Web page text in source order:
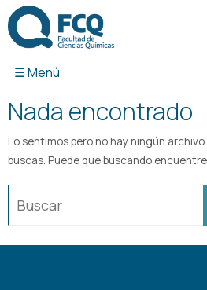
contenido
Nada encontrado
Lo sentimos pero no hay ningún
buscas. Puede que buscando